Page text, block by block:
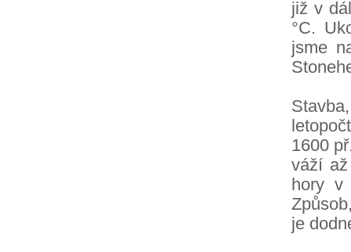
již v
°C.
jsme
1600
váží
hory v
je